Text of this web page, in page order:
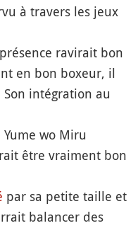
à travers les jeux
ravirait bon
en bon boxeur, il
intégration au
wo Miru
être vraiment bon
par sa petite taille et
balancer des